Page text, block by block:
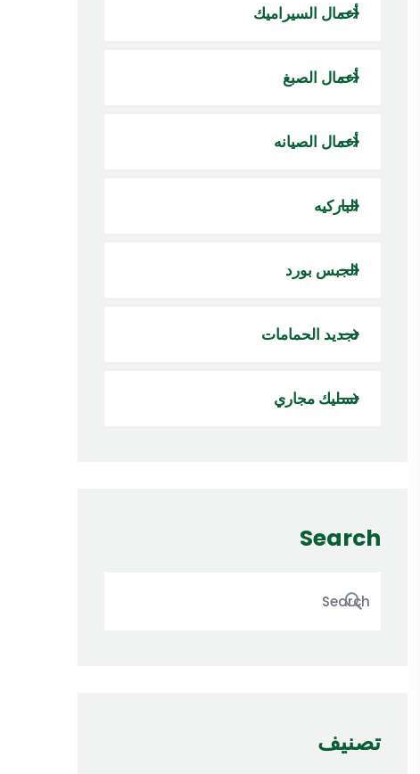
أعمال السيراميك
أعمال الصبغ
أعمال الصيانه
الباركيه
الجبس بورد
تجديد الحمامات
تسليك مجاري
Search
تصنيف